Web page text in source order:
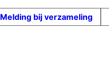
Melding bij verzameling